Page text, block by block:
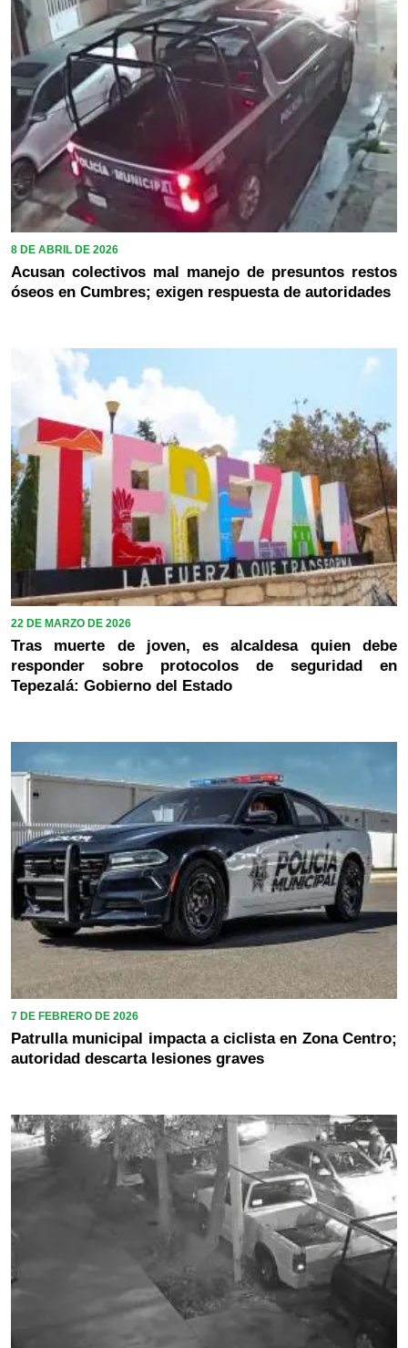
8 DE ABRIL DE 2026
Acusan colectivos mal manejo de presuntos restos
óseos en Cumbres; exigen respuesta de autoridades
22 DE MARZO DE 2026
Tras muerte de joven, es alcaldesa quien debe
responder sobre protocolos de seguridad en
Tepezalá: Gobierno del Estado
7 DE FEBRERO DE 2026
Patrulla municipal impacta a ciclista en Zona Centro;
autoridad descarta lesiones graves